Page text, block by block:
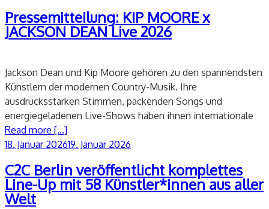
Pressemitteilung: KIP MOORE x
JACKSON DEAN Live 2026
Jackson Dean und Kip Moore gehören zu den spannendsten
Künstlern der modernen Country-Musik. Ihre
ausdrucksstarken Stimmen, packenden Songs und
energiegeladenen Live-Shows haben ihnen internationale
Read more [...]
Veröffentlicht
18. Januar 202619. Januar 2026
C2C Berlin veröffentlicht komplettes
Line-Up mit 58 Künstler*innen aus aller
Welt